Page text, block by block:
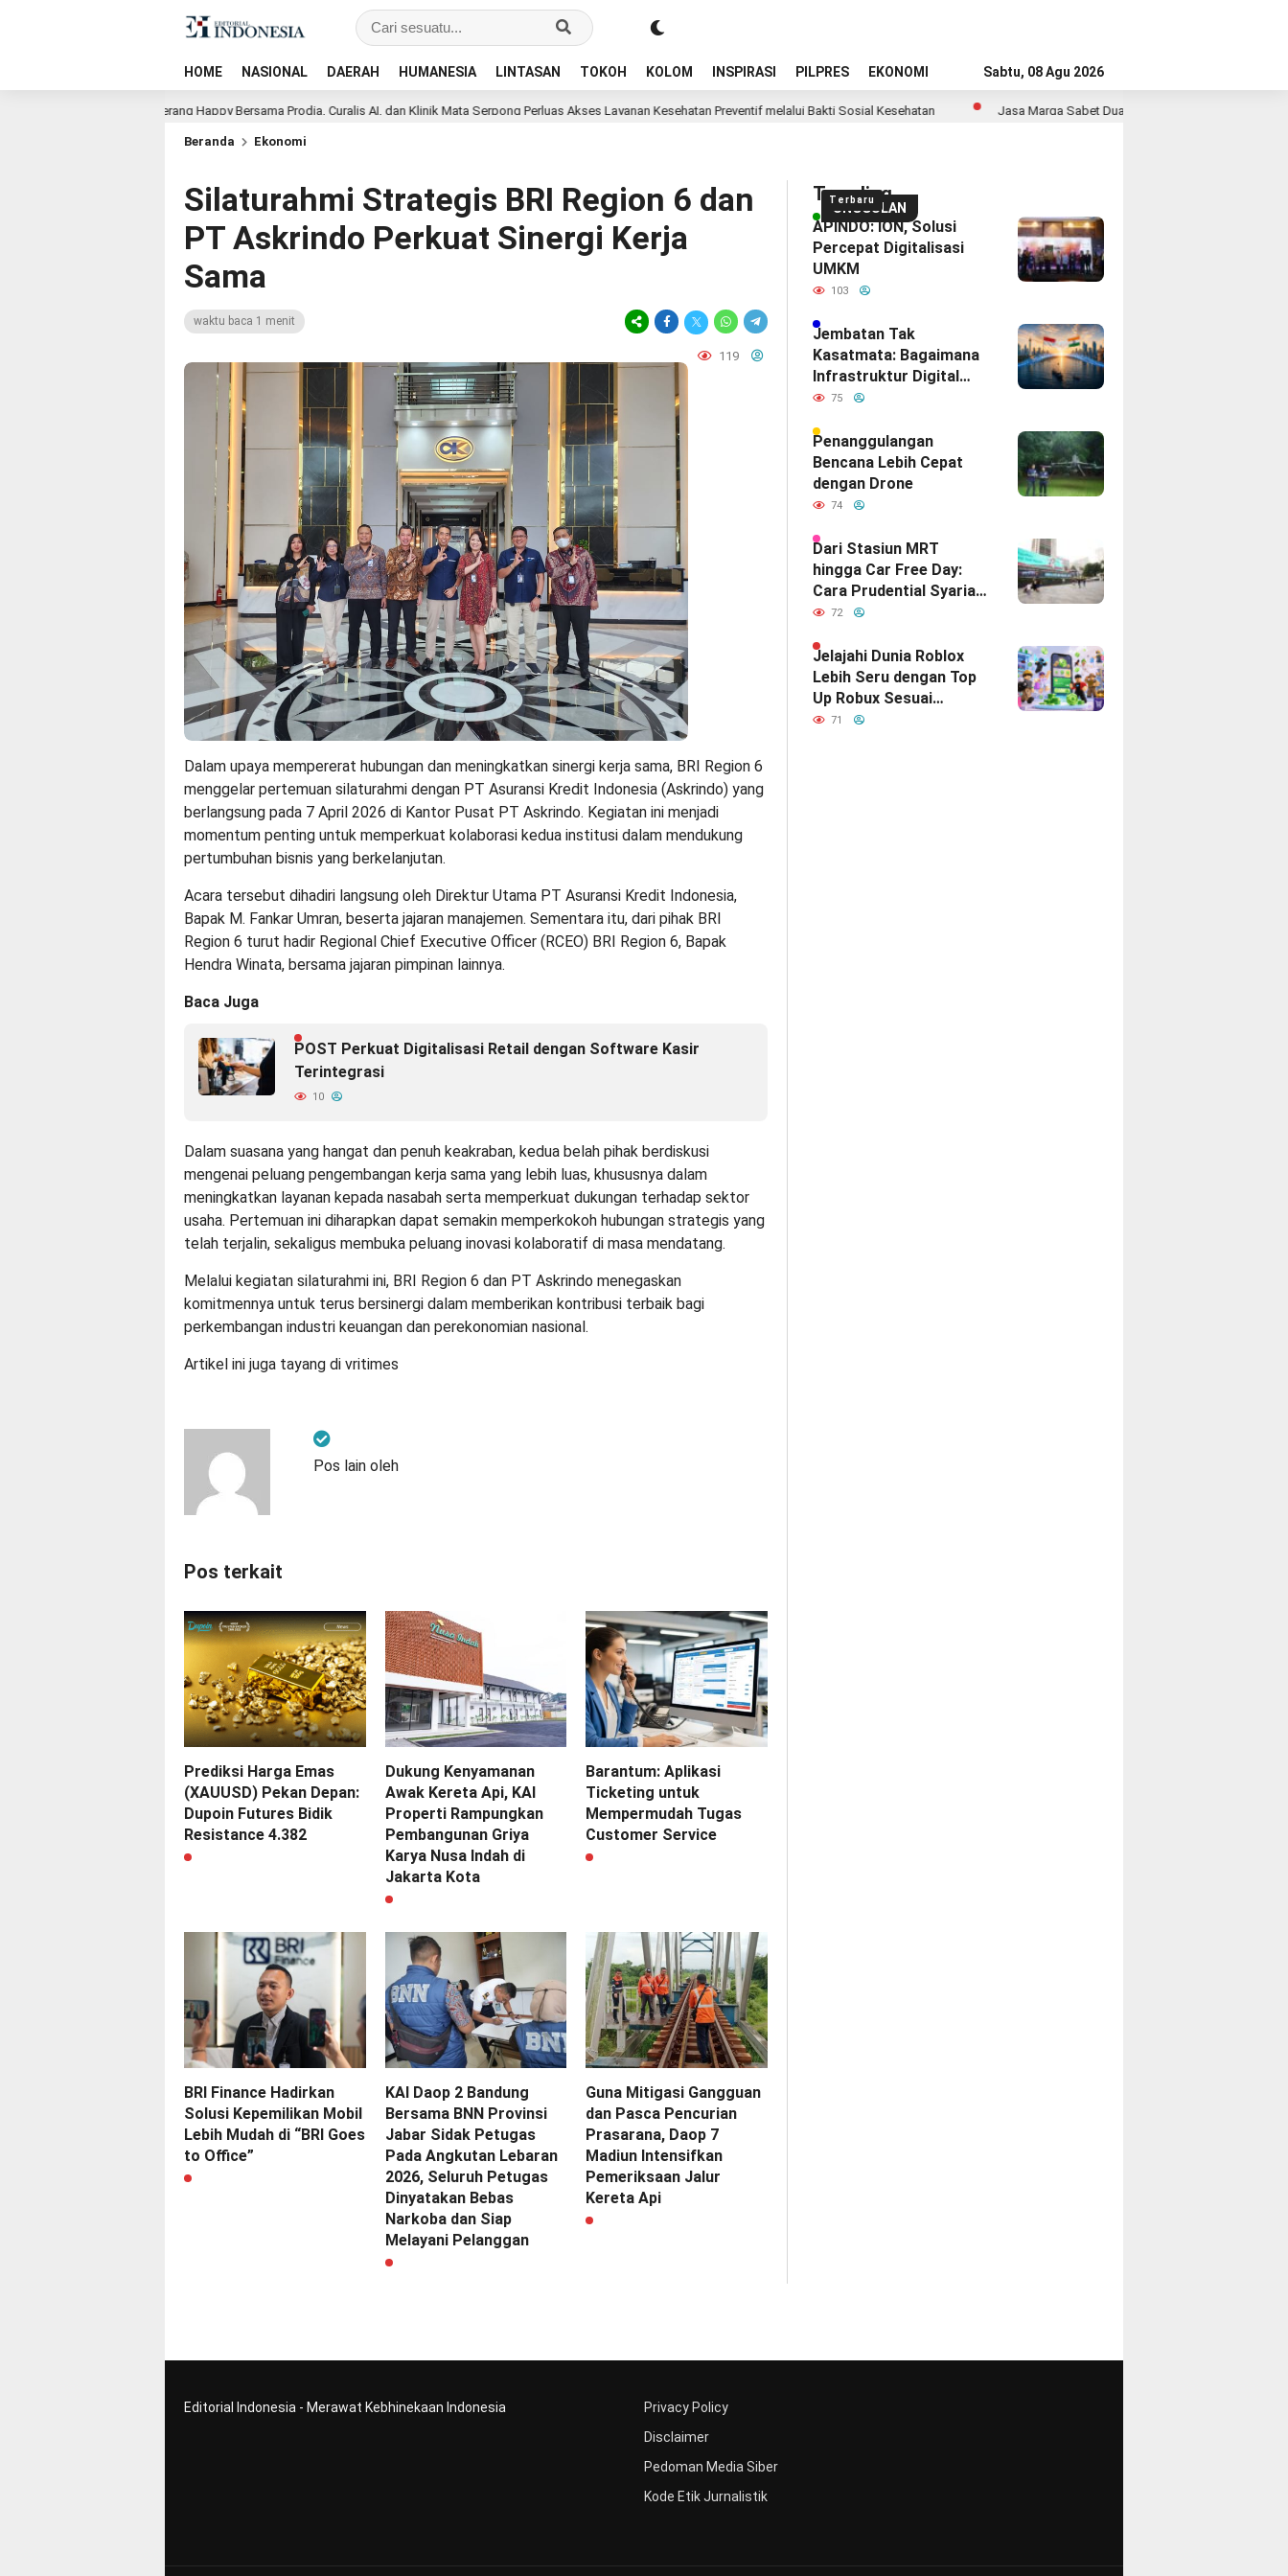
HOME NASIONAL DAERAH HUMANESIA LINTASAN TOKOH KOLOM INSPIRASI PILPRES EKONOMI Sabtu, 08 Agu 2026
Lions Club Tangerang Happy Bersama Prodia, Curalis AI, dan Klinik Mata Serpong Perluas Akses Layanan Kesehatan Preventif melalui Bakti Sosial Kesehatan Jasa Marga Sabet Dua Penghargaan PR di Indonesia Public
Beranda Ekonomi
Silaturahmi Strategis BRI Region 6 dan
PT Askrindo Perkuat Sinergi Kerja
Sama
waktu baca 1 menit
119
Dalam upaya mempererat hubungan dan meningkatkan sinergi kerja sama, BRI Region 6
menggelar pertemuan silaturahmi dengan PT Asuransi Kredit Indonesia (Askrindo) yang
berlangsung pada 7 April 2026 di Kantor Pusat PT Askrindo. Kegiatan ini menjadi
momentum penting untuk memperkuat kolaborasi kedua institusi dalam mendukung
pertumbuhan bisnis yang berkelanjutan.
Acara tersebut dihadiri langsung oleh Direktur Utama PT Asuransi Kredit Indonesia,
Bapak M. Fankar Umran, beserta jajaran manajemen. Sementara itu, dari pihak BRI
Region 6 turut hadir Regional Chief Executive Officer (RCEO) BRI Region 6, Bapak
Hendra Winata, bersama jajaran pimpinan lainnya.
Baca Juga
POST Perkuat Digitalisasi Retail dengan Software Kasir
Terintegrasi
10
Dalam suasana yang hangat dan penuh keakraban, kedua belah pihak berdiskusi
mengenai peluang pengembangan kerja sama yang lebih luas, khususnya dalam
meningkatkan layanan kepada nasabah serta memperkuat dukungan terhadap sektor
usaha. Pertemuan ini diharapkan dapat semakin memperkokoh hubungan strategis yang
telah terjalin, sekaligus membuka peluang inovasi kolaboratif di masa mendatang.
Melalui kegiatan silaturahmi ini, BRI Region 6 dan PT Askrindo menegaskan
komitmennya untuk terus bersinergi dalam memberikan kontribusi terbaik bagi
perkembangan industri keuangan dan perekonomian nasional.
Artikel ini juga tayang di vritimes
Pos lain oleh
Pos terkait
Prediksi Harga Emas
(XAUUSD) Pekan Depan:
Dupoin Futures Bidik
Resistance 4.382
Dukung Kenyamanan
Awak Kereta Api, KAI
Properti Rampungkan
Pembangunan Griya
Karya Nusa Indah di
Jakarta Kota
Barantum: Aplikasi
Ticketing untuk
Mempermudah Tugas
Customer Service
BRI Finance Hadirkan
Solusi Kepemilikan Mobil
Lebih Mudah di “BRI Goes
to Office”
KAI Daop 2 Bandung
Bersama BNN Provinsi
Jabar Sidak Petugas
Pada Angkutan Lebaran
2026, Seluruh Petugas
Dinyatakan Bebas
Narkoba dan Siap
Melayani Pelanggan
Guna Mitigasi Gangguan
dan Pasca Pencurian
Prasarana, Daop 7
Madiun Intensifkan
Pemeriksaan Jalur
Kereta Api
UNGGULAN
Terbaru
Trending
APINDO: ION, Solusi
Percepat Digitalisasi
UMKM
103
Jembatan Tak
Kasatmata: Bagaimana
Infrastruktur Digital
Diam-Diam
Hubungan Indonesia–
India
75
Penanggulangan
Bencana Lebih Cepat
dengan Drone
74
Dari Stasiun MRT
hingga Car Free Day:
Cara Prudential Syariah
Merayakan yang Nomor
Indonesia
72
Jelajahi Dunia Roblox
Lebih Seru dengan Top
Up Robux Sesuai
Kebutuhan
71
Privacy Policy
Disclaimer
Pedoman Media Siber
Kode Etik Jurnalistik
Editorial Indonesia - Merawat Kebhinekaan Indonesia